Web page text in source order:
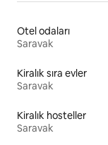
Otel odaları
Saravak
Kiralık sıra evler
Saravak
Kiralık hosteller
Saravak